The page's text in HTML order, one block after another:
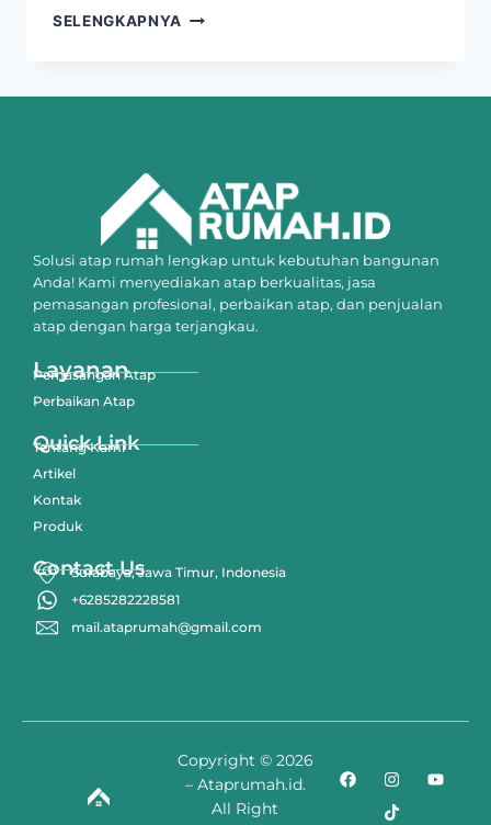
SELENGKAPNYA
Solusi atap rumah lengkap untuk kebutuhan bangunan
Anda! Kami menyediakan atap berkualitas, jasa
pemasangan profesional, perbaikan atap, dan penjualan
atap dengan harga terjangkau.
Layanan
Pemasangan Atap
Perbaikan Atap
Quick Link
Tentang Kami
Artikel
Kontak
Produk
Contact Us
Surabaya, Jawa Timur, Indonesia
+6285282228581
mail.ataprumah@gmail.com
Copyright © 2026
– Ataprumah.id.
All Right